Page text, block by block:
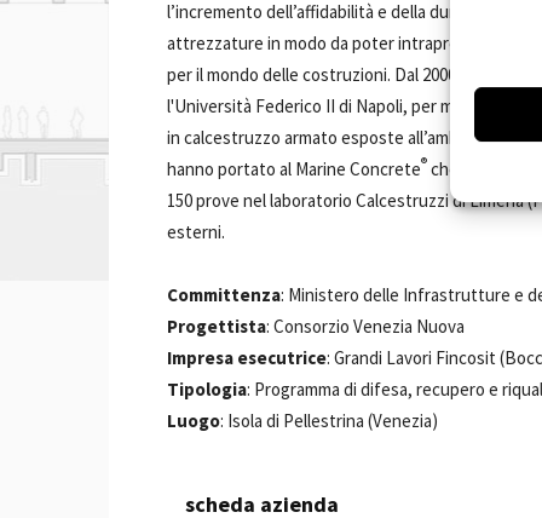
l’incremento dell’affidabilità e della durabilità
attrezzature in modo da poter intraprendere la
per il mondo delle costruzioni. Dal 2000 ha
l'Università Federico II di Napoli, per migliorare
in calcestruzzo armato esposte all’ambiente
hanno portato al Marine Concrete® che
150 prove nel laboratorio Calcestruzzi di
esterni.
Committenza: Ministero delle Infrastrutture e
Progettista: Consorzio Venezia Nuova
Impresa esecutrice: Grandi Lavori Fincosit
Tipologia: Programma di difesa, recupero e
Luogo: Isola di Pellestrina (Venezia)
scheda azienda